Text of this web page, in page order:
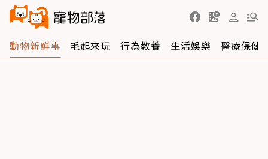
動物新鮮事 毛起來玩 行為教養 生活娛樂 醫療保健